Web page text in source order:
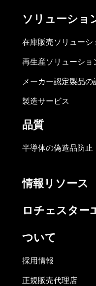
ソリューショ
在庫販売ソリューシ
再生産ソリューショ
メーカー認定製品
製造サービス
品質
半導体の偽造品防止
情報リソース
ロチェスター
ついて
採用情報
正規販売代理店